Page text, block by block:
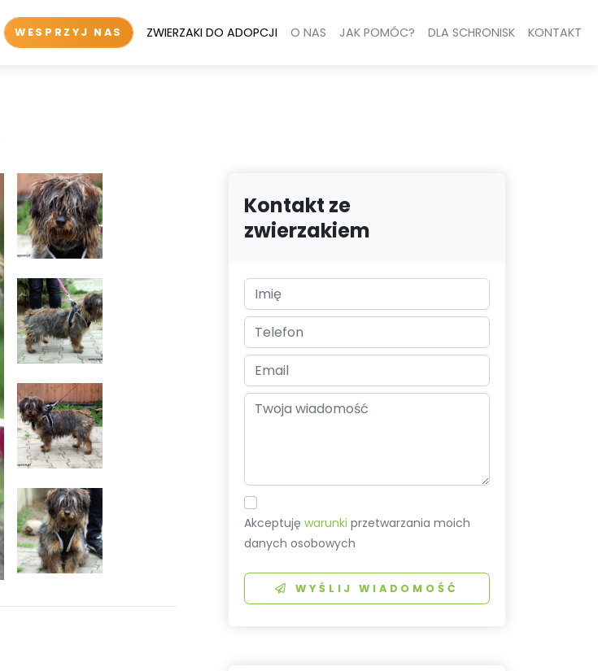
WESPRZYJ NAS ZWIERZAKI DO ADOPCJI O NAS JAK POMÓC? DLA SCHRONISK KONTAKT
Kontakt ze
zwierzakiem
Akceptujęwarunki przetwarzania moich
danych osobowych
WYŚLIJ WIADOMOŚĆ